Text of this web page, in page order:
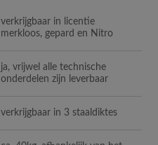
verkrijgbaar in licentie
merkloos, gepard en Nitro
ja, vrijwel alle technische
onderdelen zijn leverbaar
verkrijgbaar in 3 staaldiktes